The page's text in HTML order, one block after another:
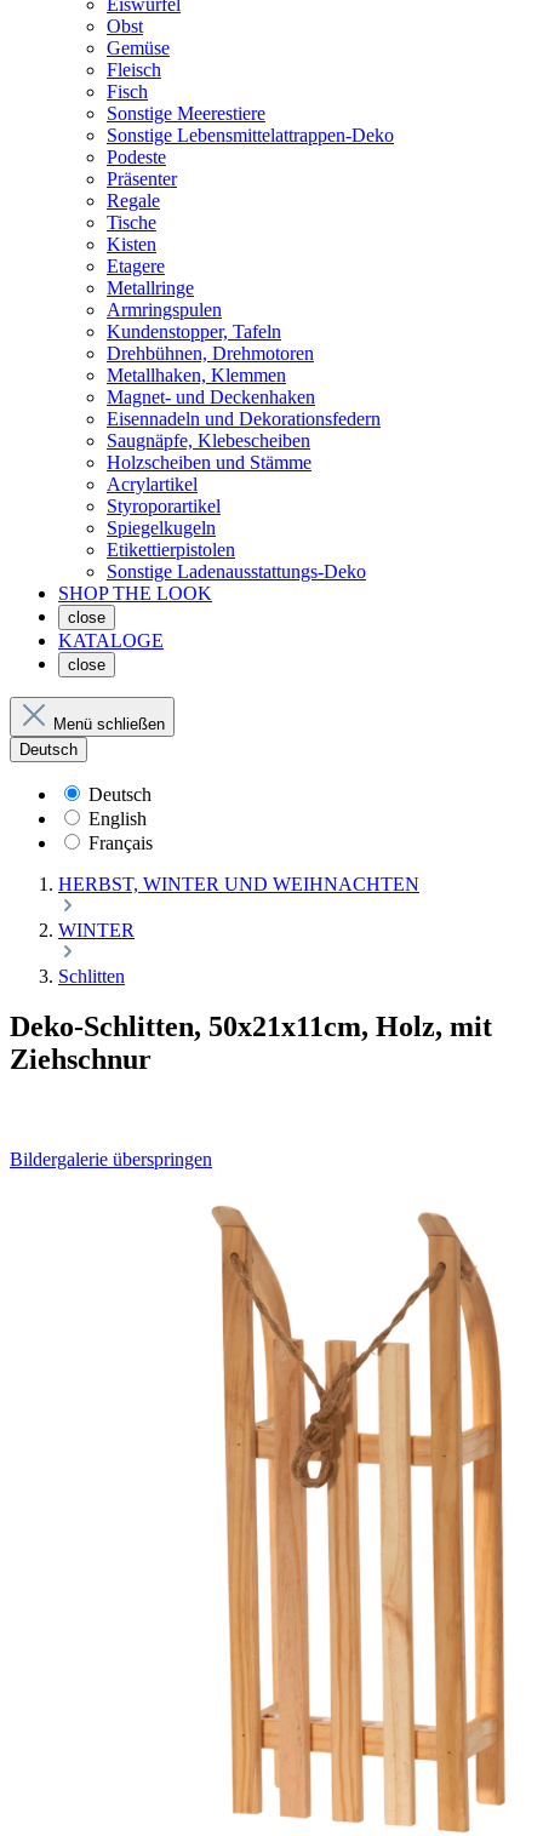
Obst
Gemüse
Fleisch
Fisch
Sonstige Meerestiere
Sonstige Lebensmittelattrappen-Deko
Podeste
Präsenter
Regale
Tische
Kisten
Etagere
Metallringe
Armringspulen
Kundenstopper, Tafeln
Drehbühnen, Drehmotoren
Metallhaken, Klemmen
Magnet- und Deckenhaken
Eisennadeln und Dekorationsfedern
Saugnäpfe, Klebescheiben
Holzscheiben und Stämme
Acrylartikel
Styroporartikel
Spiegelkugeln
Etikettierpistolen
Sonstige Ladenausstattungs-Deko
SHOP THE LOOK
close
KATALOGE
close
Menü schließen
Deutsch
Deutsch
English
Français
HERBST, WINTER UND WEIHNACHTEN
WINTER
Schlitten
Deko-Schlitten, 50x21x11cm, Holz, mit
Ziehschnur
Bildergalerie überspringen